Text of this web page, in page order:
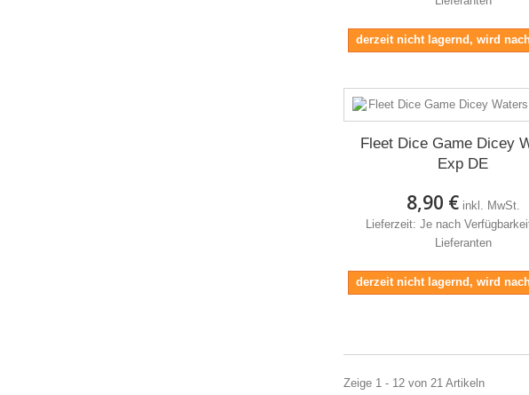
derzeit nicht lagernd, wird
Fleet Dice Game Dicey
Exp DE
8,90 € inkl. MwSt.
Lieferzeit: Je nach
Lieferanten
derzeit nicht lagernd, wird
Zeige 1 - 12 von 21 Artikeln